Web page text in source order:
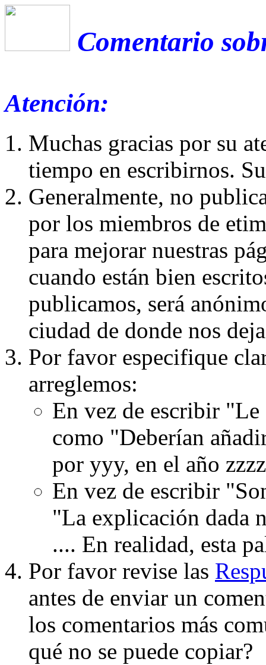
Comentario
Atención:
Muchas gracias por su
tiempo en escribirnos.
Generalmente, no
por los miembros de
para mejorar nuestras
cuando están bien
publicamos, será
ciudad de donde nos
Por favor especifique
arreglemos:
En vez de escribir
como "Deberían
por yyy, en el año
En vez de escribir
"La explicación dada
.... En realidad, esta
Por favor revise las
antes de enviar un
los comentarios más
qué no se puede copiar?